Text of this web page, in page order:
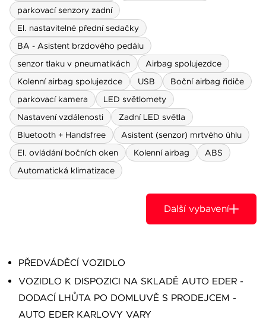
parkovací senzory zadní
El. nastavitelné přední sedačky
BA - Asistent brzdového pedálu
senzor tlaku v pneumatikách
Airbag spolujezdce
Kolenní airbag spolujezdce
USB
Boční airbag řidiče
parkovací kamera
LED světlomety
Nastavení vzdálenosti
Zadní LED světla
Bluetooth + Handsfree
Asistent (senzor) mrtvého úhlu
El. ovládání bočních oken
Kolenní airbag
ABS
Automatická klimatizace
Další vybavení
PŘEDVÁDĚCÍ VOZIDLO
VOZIDLO K DISPOZICI NA SKLADĚ AUTO EDER -
DODACÍ LHŮTA PO DOMLUVĚ S PRODEJCEM -
AUTO EDER KARLOVY VARY